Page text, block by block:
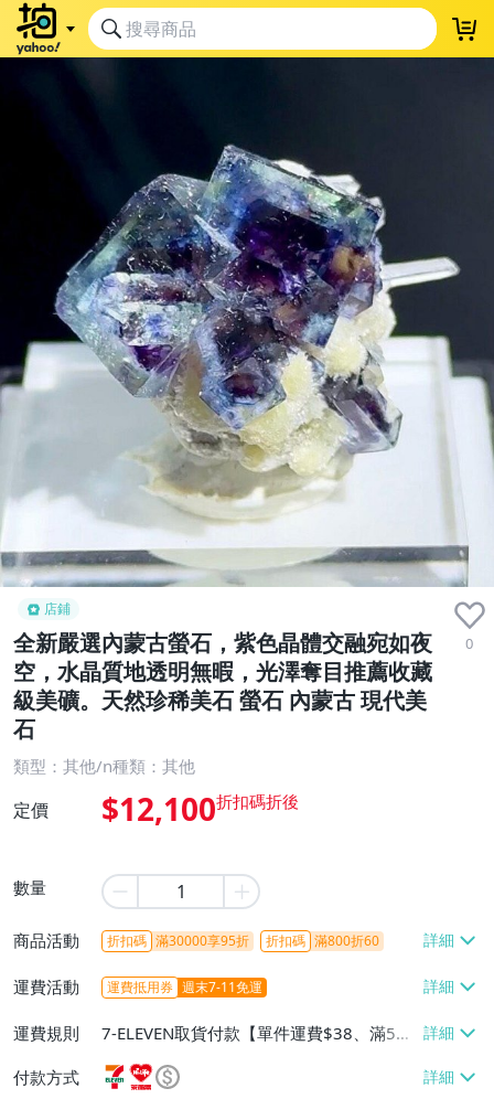
店鋪
全新嚴選內蒙古螢石，紫色晶體交融宛如夜
空，水晶質地透明無暇，光澤奪目推薦收藏
級美礦。天然珍稀美石 螢石 內蒙古 現代美
石
0
類型：其他/n種類：其他
定價 $12,100
數量
商品活動 折扣碼 滿30000享95折 折扣碼 滿800折60
運費活動 運費抵用券 週末7-11免運
運費規則
7-ELEVEN取貨付款【單件運費$38、滿5件
或消費滿$1298免運費】、7-ELEVEN取貨
不付款【免運費】、萊爾富取貨付款【單件
付款方式